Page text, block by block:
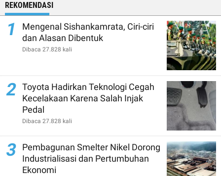
REKOMENDASI
1
Mengenal Sishankamrata, Ciri-ciri
dan Alasan Dibentuk
Dibaca 27.828 kali
2 Toyota Hadirkan Teknologi Cegah
Kecelakaan Karena Salah Injak
Pedal
Dibaca 27.828 kali
3
Pembagunan Smelter Nikel Dorong
Industrialisasi dan Pertumbuhan
Ekonomi